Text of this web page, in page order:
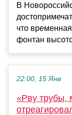
В
что
фонтан
22:00, 15 Янв
«Рву трубы,